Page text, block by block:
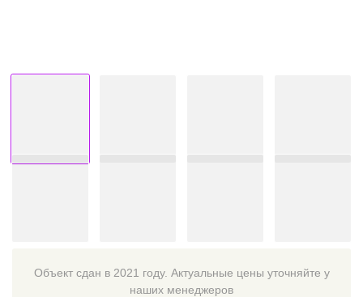
Объект сдан в 2021 году. Актуальные цены уточняйте у
наших менеджеров